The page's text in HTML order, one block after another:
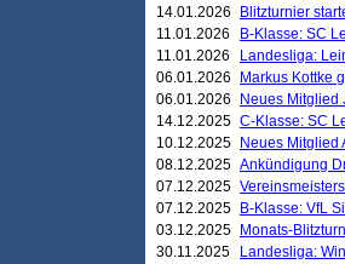
14.01.2026
Blitzturnier
11.01.2026
B-Klasse: SC
11.01.2026
Landesliga:
06.01.2026
Markus Kottke
06.01.2026
Neues Mitglied
14.12.2025 C-Klasse: SC
10.12.2025
Neues Mitglied
08.12.2025 Ankündigung
07.12.2025
07.12.2025
B-Klasse: VfL
03.12.2025
Monats-
30.11.2025
Landesliga: